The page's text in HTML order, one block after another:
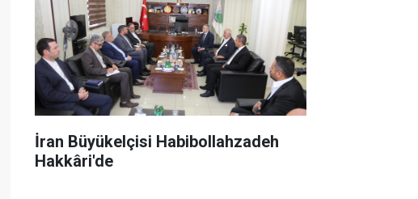
İran Büyükelçisi Habibollahzadeh
Hakkâri'de